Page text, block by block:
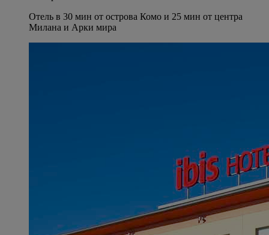
Отель в 30 мин от острова Комо и 25 мин от центра
Милана и Арки мира